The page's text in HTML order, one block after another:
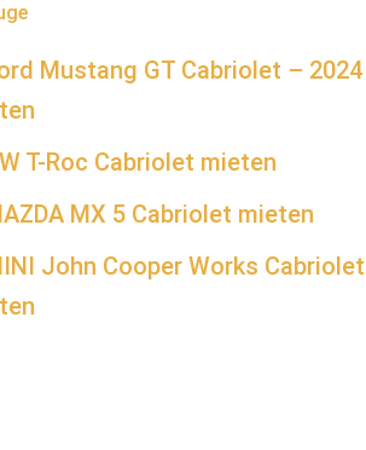
Mustang GT Cabriolet – 2024
T-Roc Cabriolet mieten
MX 5 Cabriolet mieten
John Cooper Works Cabriolet